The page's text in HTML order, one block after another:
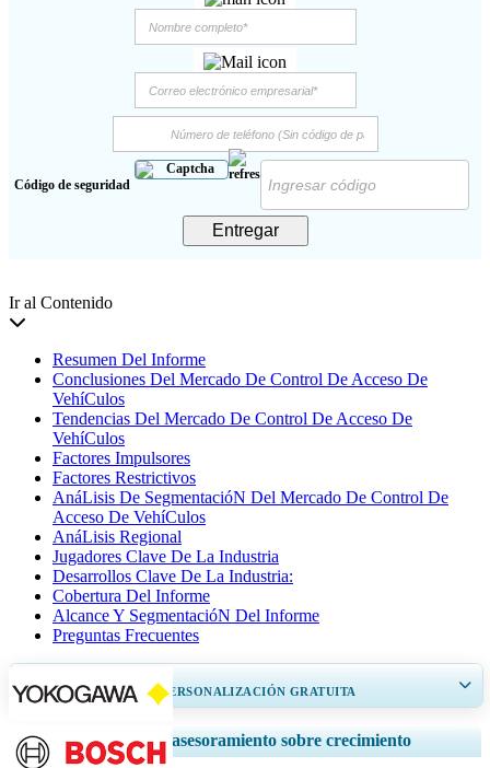
Código de seguridad
Entregar
Ir al Contenido
Resumen Del Informe
Conclusiones Del Mercado De Control De Acceso De
VehíCulos
Tendencias Del Mercado De Control De Acceso De
VehíCulos
Factores Impulsores
Factores Restrictivos
AnáLisis De SegmentacióN Del Mercado De Control De
Acceso De VehíCulos
AnáLisis Regional
Jugadores Clave De La Industria
Desarrollos Clave De La Industria:
Cobertura Del Informe
Alcance Y SegmentacióN Del Informe
Preguntas Frecuentes
OBTENGA UN 20% DE PERSONALIZACIÓN GRATUITA
Ampliar la cobertura regional y por país, Análisis de segmentos, Perfiles
de empresas, Benchmarking competitivo, e información sobre el usuario
Servicios de asesoramiento sobre crecimiento